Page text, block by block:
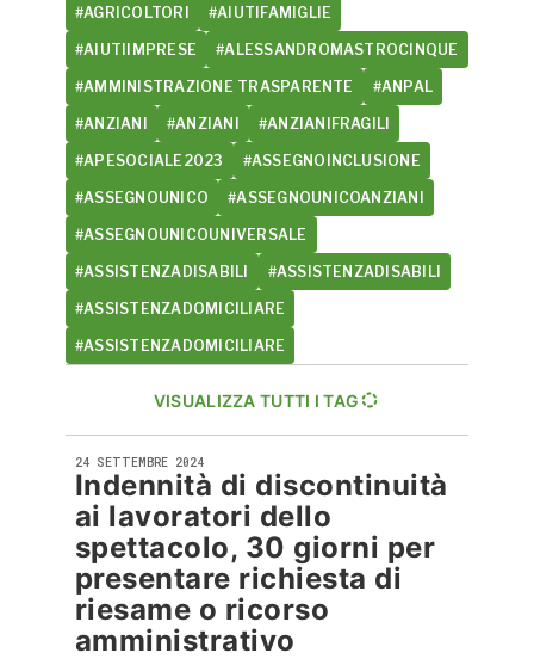
#AGRICOLTORI #AIUTIFAMIGLIE
#AIUTIIMPRESE #ALESSANDROMASTROCINQUE
#AMMINISTRAZIONE TRASPARENTE #ANPAL
#ANZIANI #ANZIANI #ANZIANIFRAGILI
#APESOCIALE2023 #ASSEGNOINCLUSIONE
#ASSEGNOUNICO #ASSEGNOUNICOANZIANI
#ASSEGNOUNICOUNIVERSALE
#ASSISTENZADISABILI #ASSISTENZADISABILI
#ASSISTENZADOMICILIARE
#ASSISTENZADOMICILIARE
VISUALIZZA TUTTI I TAG
24 SETTEMBRE 2024
Indennità di discontinuità
ai lavoratori dello
spettacolo, 30 giorni per
presentare richiesta di
riesame o ricorso
amministrativo